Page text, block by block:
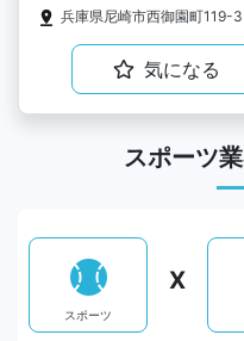
兵庫県尼崎市西御園町119-
気になる
スポーツ
スポーツ
X